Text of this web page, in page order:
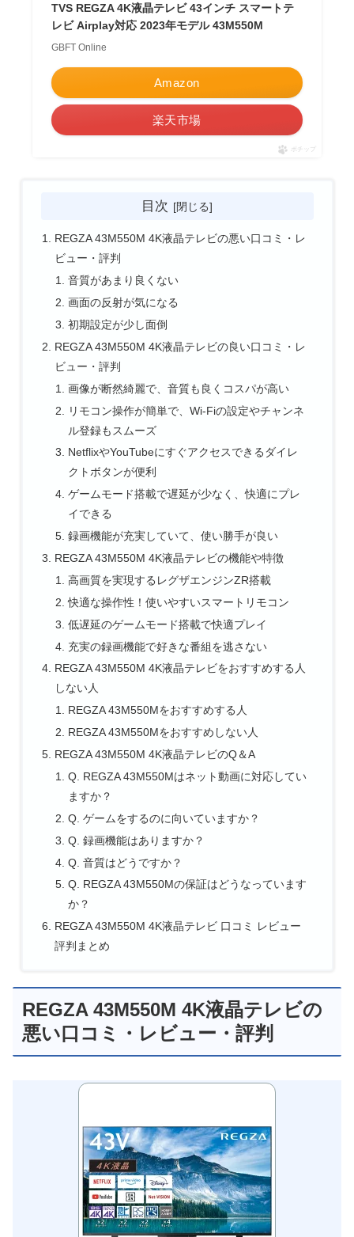
TVS REGZA 4K液晶テレビ 43インチ スマートテ
レビ Airplay対応 2023年モデル 43M550M
GBFT Online
Amazon
楽天市場
ポチップ
目次
REGZA 43M550M 4K液晶テレビの悪い口コミ・レ
ビュー・評判
音質があまり良くない
画面の反射が気になる
初期設定が少し面倒
REGZA 43M550M 4K液晶テレビの良い口コミ・レ
ビュー・評判
画像が断然綺麗で、音質も良くコスパが高い
リモコン操作が簡単で、Wi-Fiの設定やチャンネ
ル登録もスムーズ
NetflixやYouTubeにすぐアクセスできるダイレ
クトボタンが便利
ゲームモード搭載で遅延が少なく、快適にプレ
イできる
録画機能が充実していて、使い勝手が良い
REGZA 43M550M 4K液晶テレビの機能や特徴
高画質を実現するレグザエンジンZR搭載
快適な操作性！使いやすいスマートリモコン
低遅延のゲームモード搭載で快適プレイ
充実の録画機能で好きな番組を逃さない
REGZA 43M550M 4K液晶テレビをおすすめする人
しない人
REGZA 43M550Mをおすすめする人
REGZA 43M550Mをおすすめしない人
REGZA 43M550M 4K液晶テレビのQ＆A
Q. REGZA 43M550Mはネット動画に対応してい
ますか？
Q. ゲームをするのに向いていますか？
Q. 録画機能はありますか？
Q. 音質はどうですか？
Q. REGZA 43M550Mの保証はどうなっています
か？
REGZA 43M550M 4K液晶テレビ 口コミ レビュー
評判まとめ
REGZA 43M550M 4K液晶テレビの
悪い口コミ・レビュー・評判